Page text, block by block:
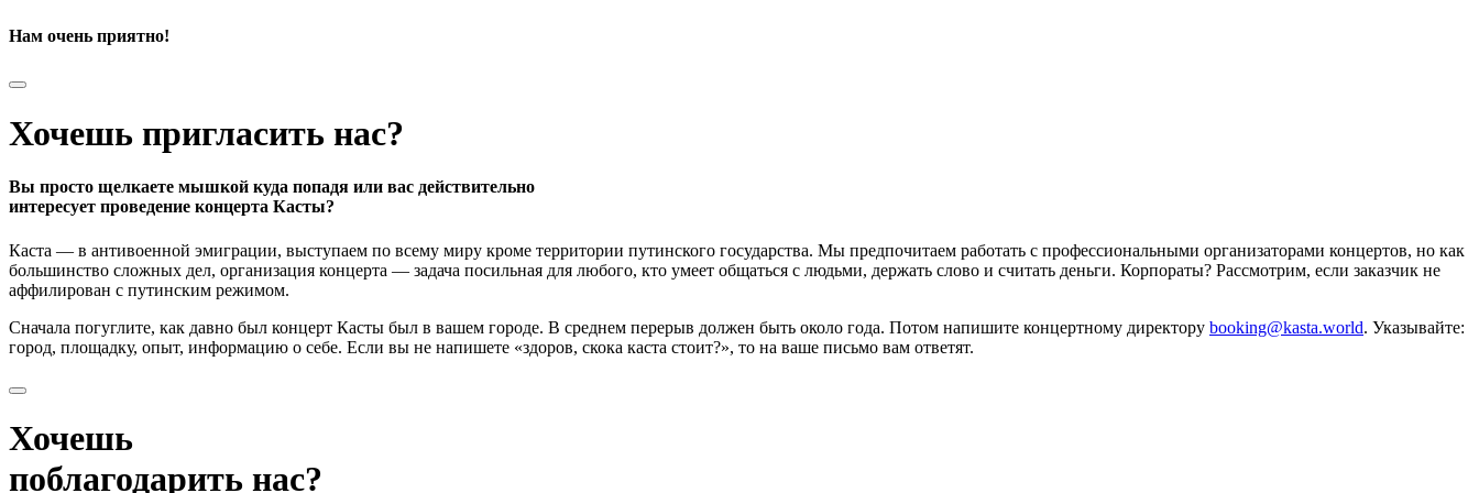
Нам очень приятно!
Хочешь пригласить нас?
Вы просто щелкаете мышкой куда попадя или вас действительно
интересует проведение концерта Касты?
Каста — в антивоенной эмиграции, выступаем по всему миру кроме территории путинского государства. Мы предпочитаем работать с профессиональными организаторами концертов, но как
большинство сложных дел, организация концерта — задача посильная для любого, кто умеет общаться с людьми, держать слово и считать деньги. Корпораты? Рассмотрим, если заказчик не
аффилирован с путинским режимом.
Сначала погуглите, как давно был концерт Касты был в вашем городе. В среднем перерыв должен быть около года. Потом напишите концертному директору booking@kasta.world. Указывайте:
город, площадку, опыт, информацию о себе. Если вы не напишете «здоров, скока каста стоит?», то на ваше письмо вам ответят.
Хочешь
поблагодарить нас?